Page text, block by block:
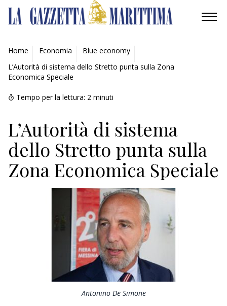
AMBIENTE
MOBILITÀ
INDUSTRIA
ECONOMIA
TURISMO
Home Economia
Blue economy
L’Autorità di sistema dello Stretto punta sulla Zona
Economica Speciale
Tempo per la lettura: 2 minuti
L’Autorità di sistema
dello Stretto punta sulla
Zona Economica Speciale
Antonino De Simone